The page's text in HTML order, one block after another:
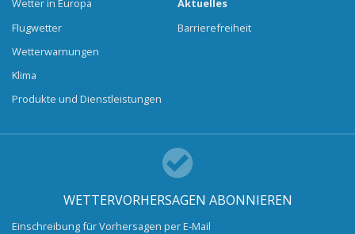
Wetter in Europa
Flugwetter
Wetterwarnungen
Klima
Produkte und Dienstleistungen
Aktuelles
Barrierefreiheit
WETTERVORHERSAGEN ABONNIEREN
Einschreibung für Vorhersagen per E-Mail